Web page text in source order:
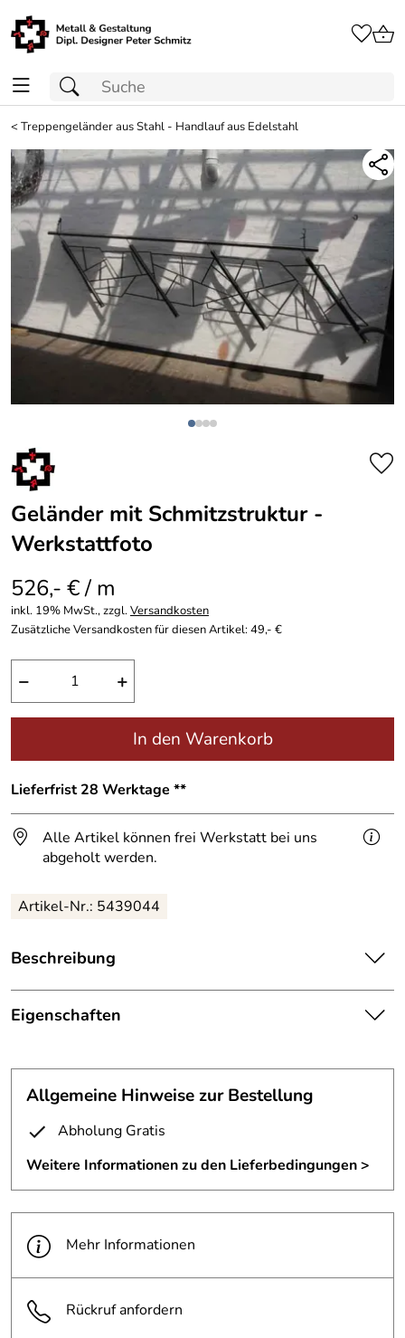
<Treppengeländer aus Stahl - Handlauf aus Edelstahl
Geländer mit Schmitzstruktur -
Werkstattfoto
526,- € / m
inkl. 19% MwSt., zzgl.Versandkosten
Zusätzliche Versandkosten für diesen Artikel: 49,- €
− +
In den Warenkorb
Lieferfrist 28 Werktage **
Alle Artikel können frei Werkstatt bei uns
abgeholt werden.
Artikel-Nr.: 5439044
Beschreibung
Geländer mit Schmitzstruktur.
Wunderschönes Geländer aus Zunderstahl mit Handlauf
aus Edelstahl
Eigenschaften
Material:
Handlauf: Edelstahl, geschliffen
Korn 240; 1-4301 Edelstahl
Füllung: Schmitzstruktur aus 10
mm verzundertem Rundstahl
Befestigung:
von oben durch die Stufen
Befestigungsm
aterial:
wird mitgeliefert
Allgemeine Hinweise zur Bestellung
Abholung Gratis
Weitere Informationen zu den Lieferbedingungen >
Mehr Informationen
Rückruf anfordern